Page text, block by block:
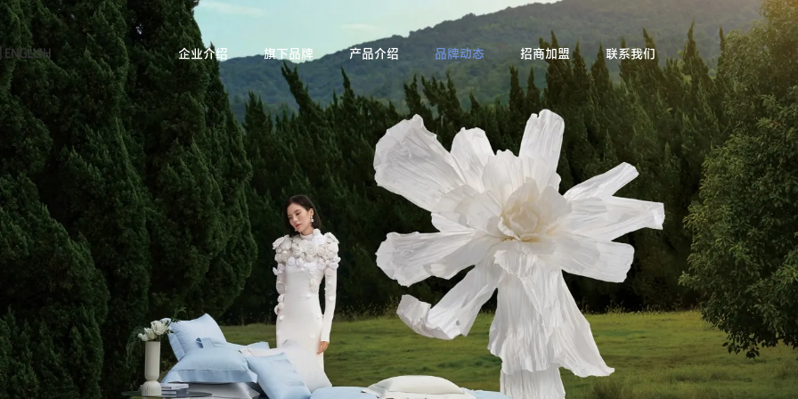
ENGLISH 企业介绍 旗下品牌 产品介绍 品牌动态 招商加盟 联系我们